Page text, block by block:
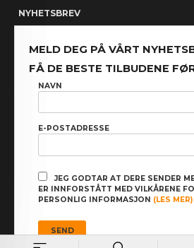
NYHETSBREV
PARTNERE
FRAKT
NYHETSBREV
MELD DEG PÅ VÅRT
FÅ DE BESTE TILBUDENE
NAVN
E-POSTADRESSE
JEG GODTAR AT DERE SENDER
ER INNFORSTÅTT MED VILKÅRENE
PERSONLIG INFORMASJON (LES MER)